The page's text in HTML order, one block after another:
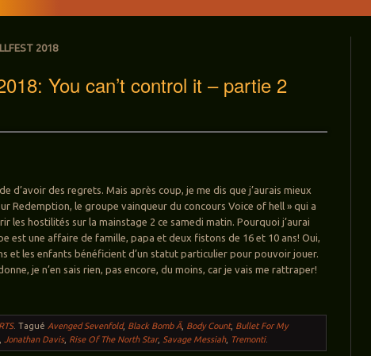
2018
You can’t control it – partie 2
d’avoir des regrets. Mais après coup, je me dis que j’aurais mieux
Redemption, le groupe vainqueur du concours Voice of hell » qui a
les hostilités sur la mainstage 2 ce samedi matin. Pourquoi j’aurai
est une affaire de famille, papa et deux fistons de 16 et 10 ans! Oui,
et les enfants bénéficient d’un statut particulier pour pouvoir jouer.
je n’en sais rien, pas encore, du moins, car je vais me rattraper!
.Tagué Avenged Sevenfold, Black Bomb Ä Body Count, Bullet For My
Jonathan Davis, Rise Of The North Star, Savage Messiah, Tremonti.